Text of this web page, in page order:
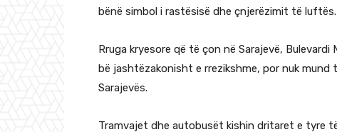
bënë simbol i rastësisë dhe çnjerëzimit të luftës.
Rruga kryesore që të çon në Sarajevë, Bulevardi
bë jashtëzakonisht e rrezikshme, por nuk
Sarajevës.
Tramvajet dhe autobusët kishin dritaret e tyre